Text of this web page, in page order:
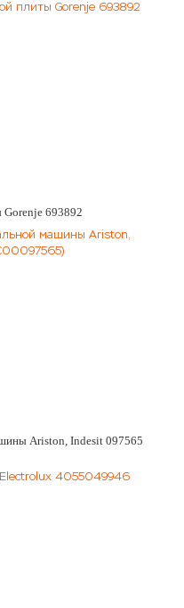
Gorenje 693892
Ariston, Indesit 097565